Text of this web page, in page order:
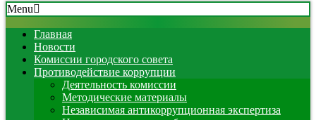
Skip
to
content
Secondary
Navigation
Menu
Menu
Главная
Новости
Комиссии городского совета
Противодействие коррупции
Деятельность комиссии
Методические материалы
Независимая антикоррупционная экспертиза